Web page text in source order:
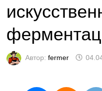
Автор: fermer